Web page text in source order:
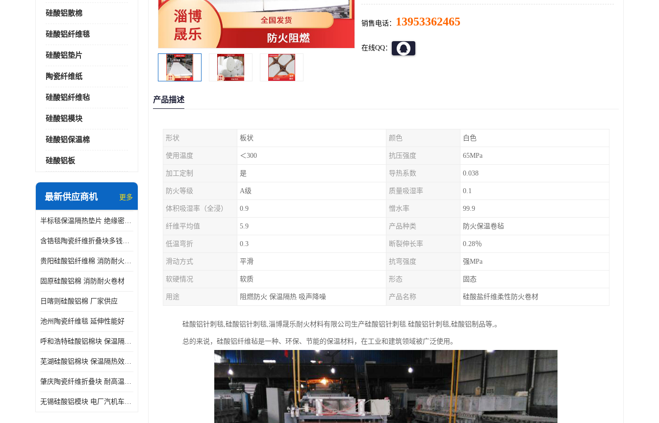
硅酸铝散棉
硅酸铝纤维毯
硅酸铝垫片
陶瓷纤维纸
硅酸铝纤维毡
硅酸铝模块
硅酸铝保温棉
硅酸铝板
最新供应商机 更多
半标毯保温隔热垫片 绝缘密封垫片
含锆毯陶瓷纤维折叠块多钱一立方 硅酸铝模块
贵阳硅酸铝纤维棉 消防耐火卷材
固原硅酸铝棉 消防耐火卷材
日喀则硅酸铝棉 厂家供应
池州陶瓷纤维毯 延伸性能好
呼和浩特硅酸铝棉块 保温隔热效果好
芜湖硅酸铝棉块 保温隔热效果好
肇庆陶瓷纤维折叠块 耐高温阻燃 抗撕裂 质地硬
无锡硅酸铝模块 电厂汽机车间设备管道保温用硅酸铝棉
销售电话： 13953362465
在线QQ：
产品描述
形状 板状 颜色 白色
使用温度 ＜300 抗压强度 65MPa
加工定制 是 导热系数 0.038
防火等级 A级 质量吸湿率 0.1
体积吸湿率（全浸） 0.9 憎水率 99.9
纤维平均值 5.9 产品种类 防火保温卷毡
低温弯折 0.3 断裂伸长率 0.28％
滑动方式 平滑 抗弯强度 强MPa
软硬情况 软质 形态 固态
用途 阻燃防火 保温隔热 吸声降噪 产品名称 硅酸盐纤维柔性防火卷材
硅酸铝针刺毯,硅酸铝针刺毯,淄博晟乐耐火材料有限公司生产硅酸铝针刺毯.硅酸铝针刺毯,硅酸铝制品等,。
总的来说，硅酸铝纤维毡是一种、环保、节能的保温材料，在工业和建筑领域被广泛使用。